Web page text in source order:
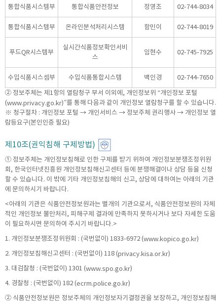
통합식품시스템부 통합식품안전정보 정영조 02-744-8034
통합식품시스템부 온라인분석처리시스템 함민이 02-744-8019
푸드QR시스템부
실시간식품정보확인서비
스
임현수 02-745-7925
수입식품시스셈부 수입식품통합시스템 백인경
02-744-7650
② 정보주체는 제1항의 열람청구 부서 이외에, 개인정보위 “개인정보 포털
(www.privacy.go.kr)”를 통해 다음과 같이 개인정보 열람청구를 할 수 있습니다.
※ 청구절차 : 개인정보 포털 → 개인서비스 → 정보주체 권리행사 → 개인정보 열
람등요구(본인인증 필요)
제10조(권익침해 구제방법)
① 정보주체는 개인정보침해로 인한 구제를 받기 위하여 개인정보분쟁조정위원
회, 한국인터넷진흥원 개인정보침해신고센터 등에 분쟁해결이나 상담 등을 신청
할 수 있습니다. 이 밖에 기타 개인정보침해의 신고, 상담에 대하여는 아래의 기관
에 문의하시기 바랍니다.
<아래의 기관은 식품안전정보원과는 별개의 기관으로서, 식품안전정보원의 자체
적인 개인정보 불만처리, 피해구제 결과에 만족하지 못하시거나 보다 자세한 도움
이 필요하시면 문의하여 주시기 바랍니다.>
1. 개인정보분쟁조정위원회 : (국번없이) 1833-6972 (www.kopico.go.kr)
2. 개인정보침해신고센터 : (국번없이) 118 (privacy.kisa.or.kr)
3. 대검찰청 : (국번없이) 1301 (www.spo.go.kr)
4. 경찰청 : (국번없이) 182 (ecrm.police.go.kr)
② 식품안전정보원은 정보주체의 개인정보자기결정권을 보장하고, 개인정보침해